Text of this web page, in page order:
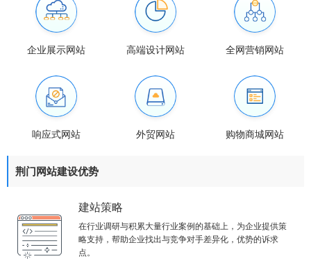
企业展示网站 高端设计网站 全网营销网站
响应式网站 外贸网站 购物商城网站
荆门网站建设优势
建站策略
在行业调研与积累大量行业案例的基础上，为企业提供策
略支持，帮助企业找出与竞争对手差异化，优势的诉求
点。